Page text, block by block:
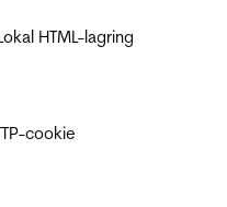
HTML-lagring
cookie